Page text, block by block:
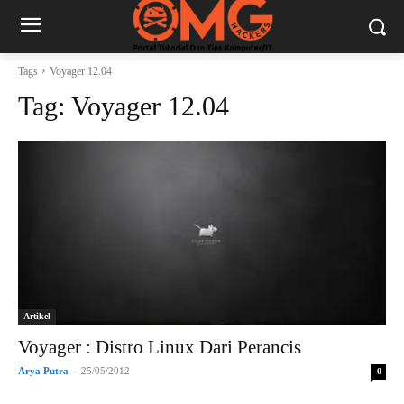
Tags Voyager 12.04
Tag: Voyager 12.04
Artikel
Voyager : Distro Linux Dari Perancis
Arya Putra - 25/05/2012 0